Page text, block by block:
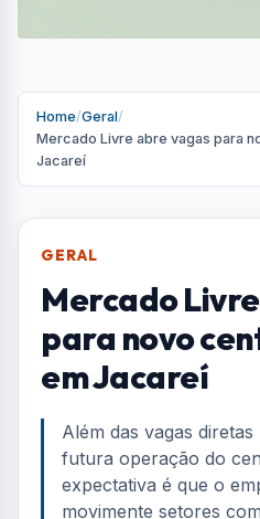
futura operação do
expectativa é que o
movimente setores
R Redação
Portal AquiVale
Publicado em 04 de maio de
COMPARTILHAR: